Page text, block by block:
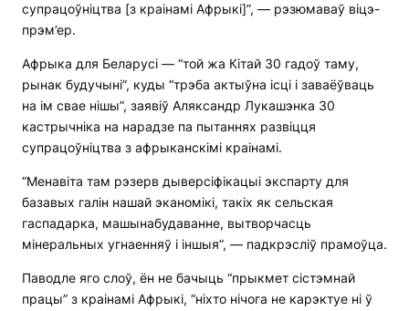
супрацоўніцтва [з краінамі Афрыкі]”, — рэзюмаваў віцэ-
прэм’ер.
Афрыка для Беларусі — “той жа Кітай 30 гадоў таму,
рынак будучыні”, куды “трэба актыўна ісці і заваёўваць
на ім свае нішы”, заявіў Аляксандр Лукашэнка 30
кастрычніка на нарадзе па пытаннях развіцця
супрацоўніцтва з афрыканскімі краінамі.
“Менавіта там рэзерв дыверсіфікацыі экспарту для
базавых галін нашай эканомікі, такіх як сельская
гаспадарка, машынабудаванне, вытворчасць
мінеральных угнаенняў і іншыя”, — падкрэсліў прамоўца.
Паводле яго слоў, ён не бачыць “прыкмет сістэмнай
працы” з краінамі Афрыкі, “ніхто нічога не карэктуе ні ў